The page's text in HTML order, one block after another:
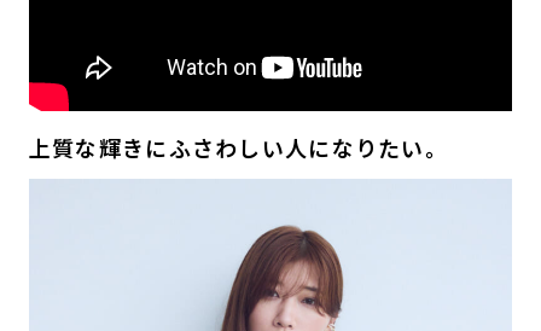
上質な輝きにふさわしい人になりたい。